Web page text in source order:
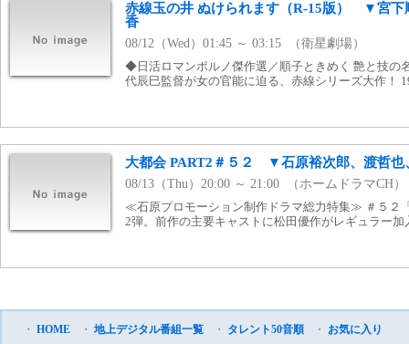
赤線玉の井 ぬけられます（R-15版） ▼宮下
香
08/12（Wed）01:45 ～ 03:15 （衛星劇場）
◆日活ロマンポルノ傑作選／順子ときめく 艶と技の
代辰巳監督が女の官能に迫る、赤線シリーズ大作！
大都会 PART2＃５２ ▼石原裕次郎、渡哲也
08/13（Thu）20:00 ～ 21:00 （ホームドラマCH）
≪石原プロモーション制作ドラマ総力特集≫ ＃５２
2弾。前作の主要キャストに松田優作がレギュラー
・ HOME ・ 地上デジタル番組一覧 ・ タレント50音順 ・ お気に入り